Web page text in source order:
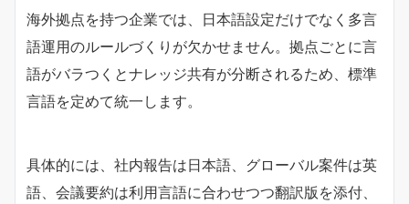
海外拠点を持つ企業では、日本語設定だけでなく多言
語運用のルールづくりが欠かせません。拠点ごとに言
語がバラつくとナレッジ共有が分断されるため、標準
言語を定めて統一します。
具体的には、社内報告は日本語、グローバル案件は英
語、会議要約は利用言語に合わせつつ翻訳版を添付、